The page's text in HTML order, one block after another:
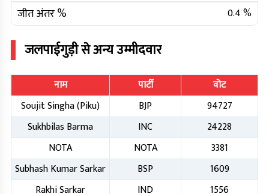
जीत अंतर % 0.4%
जलपाईगुड़ीसे अन्य उम्मीदवार
नाम पार्टी
वोट
Soujit Singha (Piku)
BJP
94727
Sukhbilas Barma
INC
24228
NOTA
NOTA
3381
Subhash Kumar Sarkar
BSP
1609
Rakhi Sarkar
IND 1556